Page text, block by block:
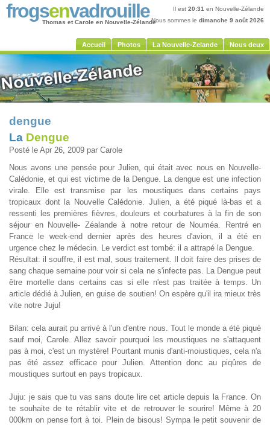
frogsenvadrouille
Thomas et Carole en Nouvelle-Zélande
Il est 20:31 en Nouvelle-Zélande
Nous sommes le dimanche 9 août 2026
Accueil Photos La Nouvelle-Zelande Nous deux
dengue
La Dengue
Posté le Apr 26, 2009 par Carole
Nous avons une pensée pour Julien, qui était avec nous en Nouvelle-
Calédonie, et qui est victime de la Dengue. La dengue est une infection
virale. Elle est transmise par les moustiques dans certains pays
tropicaux dont la Nouvelle Calédonie. Julien, a été piqué là-bas et a
ressenti les premières fièvres, douleurs et courbatures à la fin de son
séjour en Nouvelle- Zéalande à notre retour de Nouméa. Rentré en
France le week-end dernier après des heures d'avion, il a été en
urgence chez le médecin. Le verdict est tombé: il a attrapé la Dengue.
Résultat: il souffre, il est mal, sous traitement. Il doit faire des prises de
sang chaque semaine pour voir si cela ne s'infecte pas. La Dengue peut
être mortelle dans certains cas si elle n'est pas traitée à temps. Un
article dédié à Julien, en guise de soutien! On espère qu'il ira mieux très
vite notre Juju!
Bilan: cela aurait pu arrivé à l'un d'entre nous. Tout le monde a été piqué
sauf moi, Carole. Allez savoir pourquoi les moustiques ne s'attaquent
pas à moi, c'est un mystère! Pourtant munis d'anti-moiustiques, cela n'a
pas été assez efficace pour Julien. Attention donc au piqûres de
moustiques surtout en pays tropicaux.
Juju: je sais que tu vas sans doute lire cet article depuis la France. On
te souhaite de te rétablir vite et de retrouver le sourire! Même à 20
000km on pense fort à toi. Plein de bisous! Sympa le petit souvenir de